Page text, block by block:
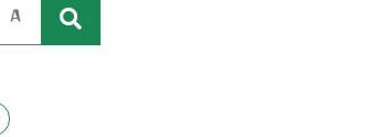
A